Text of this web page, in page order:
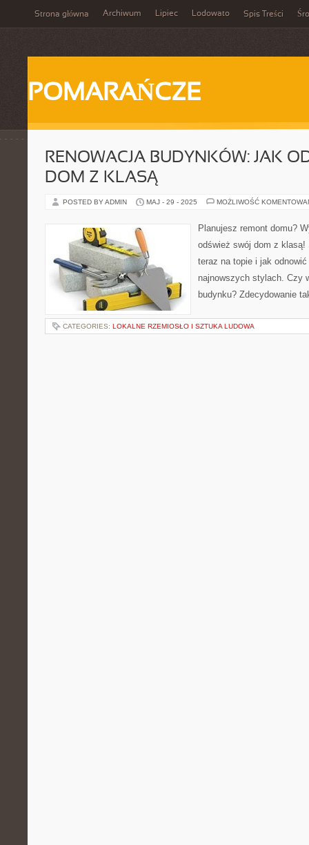
Strona główna Archiwum Lipiec Lodowato Spis Treści
POMARAŃCZE
RENOWACJA BUDYNKÓW: JAK
DOM Z KLASĄ
POSTED BY ADMIN MAJ - 29 - 2025 MOŻLIWOŚĆ
Planujesz remont domu?
odśwież swój dom z klasą!
teraz na topie i jak
najnowszych stylach. Czy
budynku? Zdecydowanie
CATEGORIES: LOKALNE RZEMIOSŁO I SZTUKA LUDOWA